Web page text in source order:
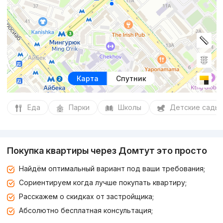
Карта Спутник
Еда Парки Школы Детские сады
Покупка квартиры через Домтут это просто
Найдём оптимальный вариант под ваши требования;
Сориентируем когда лучше покупать квартиру;
Расскажем о скидках от застройщика;
Абсолютно бесплатная консультация;